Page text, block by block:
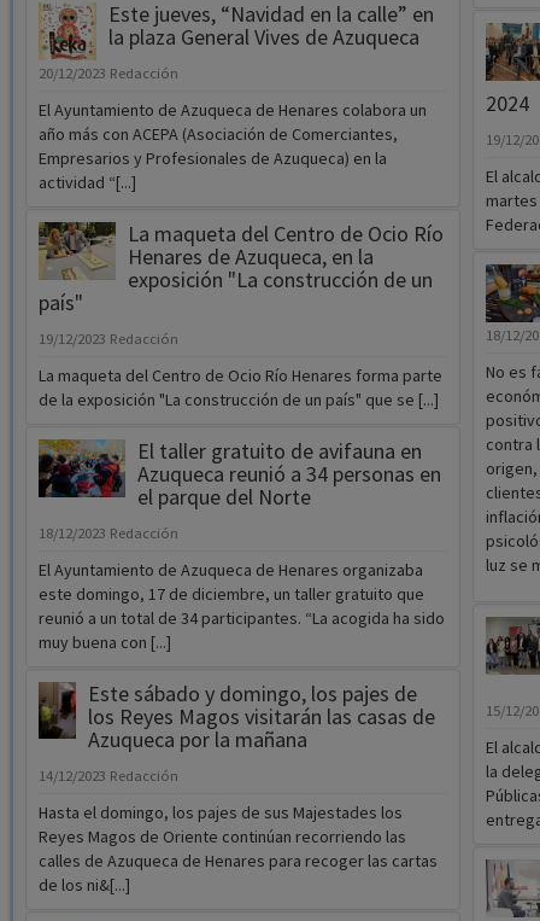
Este jueves, “Navidad en la calle” en
la plaza General Vives de Azuqueca
20/12/2023 Redacción
El Ayuntamiento de Azuqueca de Henares colabora un
año más con ACEPA (Asociación de Comerciantes,
Empresarios y Profesionales de Azuqueca) en la
actividad “[...]
La maqueta del Centro de Ocio Río
Henares de Azuqueca, en la
exposición "La construcción de un
país"
19/12/2023 Redacción
La maqueta del Centro de Ocio Río Henares forma parte
de la exposición "La construcción de un país" que se [...]
El taller gratuito de avifauna en
Azuqueca reunió a 34 personas en
el parque del Norte
18/12/2023 Redacción
El Ayuntamiento de Azuqueca de Henares organizaba
este domingo, 17 de diciembre, un taller gratuito que
reunió a un total de 34 participantes. “La acogida ha sido
muy buena con [...]
Este sábado y domingo, los pajes de
los Reyes Magos visitarán las casas de
Azuqueca por la mañana
14/12/2023 Redacción
Hasta el domingo, los pajes de sus Majestades los
Reyes Magos de Oriente continúan recorriendo las
calles de Azuqueca de Henares para recoger las cartas
de los ni&[...]
2024
19/12/
El
18/12/
No es
contra
luz se
15/12/
El
la